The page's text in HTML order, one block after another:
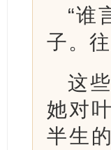
“谁
子。
这
她对
半生